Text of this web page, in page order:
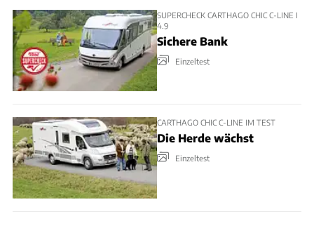
SUPERCHECK CARTHAGO CHIC C-LINE I
4.9
Sichere Bank
Einzeltest
CARTHAGO CHIC C-LINE IM TEST
Die Herde wächst
Einzeltest